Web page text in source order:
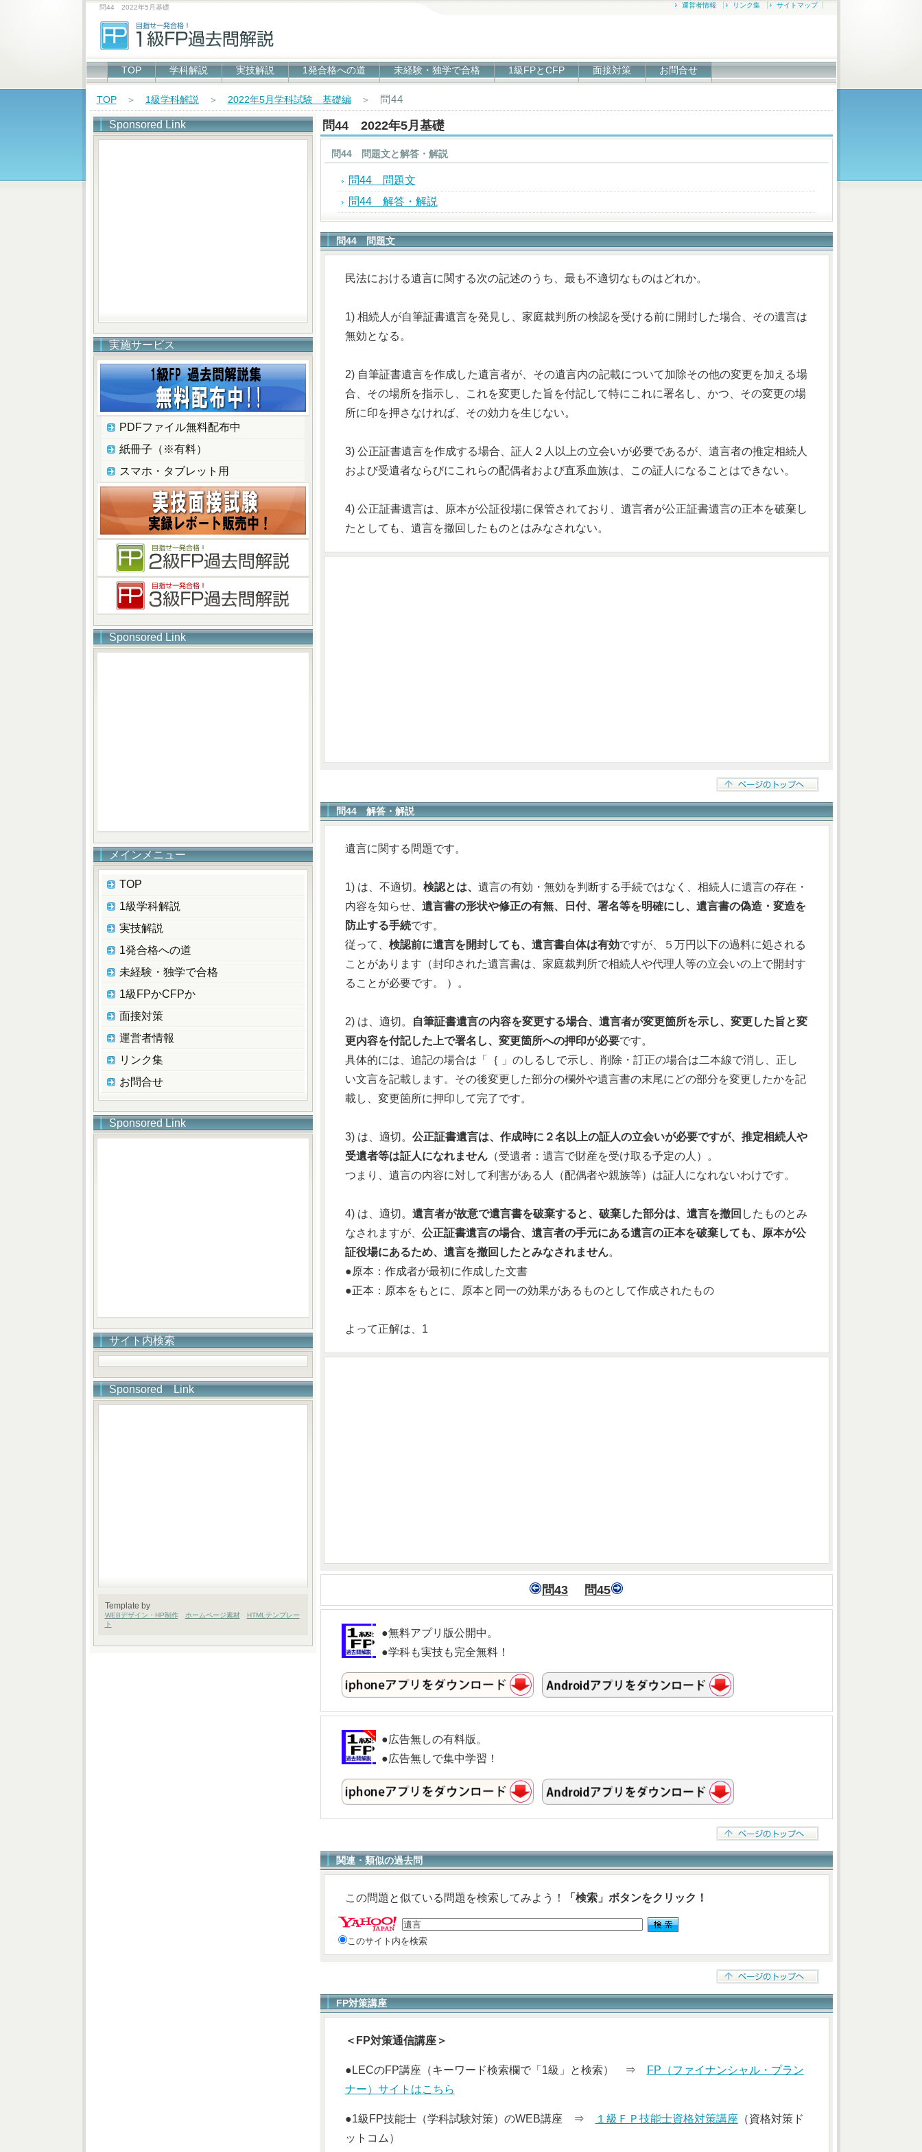
問44 2022年5月基礎 運営者情報 リンク集 サイトマップ
TOP 学科解説 実技解説 1発合格への道 未経験・独学で合格 1級FPとCFP 面接対策 お問合せ
TOP＞ 1級学科解説 ＞ 2022年5月学科試験 基礎編＞ 問44
問44 2022年5月基礎
問44 問題文と解答・解説
問44 問題文
問44 解答・解説
問44 問題文
民法における遺言に関する次の記述のうち、最も不適切なものはどれか。
1) 相続人が自筆証書遺言を発見し、家庭裁判所の検認を受ける前に開封した場合、その遺言は
無効となる。
2) 自筆証書遺言を作成した遺言者が、その遺言内の記載について加除その他の変更を加える場
合、その場所を指示し、これを変更した旨を付記して特にこれに署名し、かつ、その変更の場
所に印を押さなければ、その効力を生じない。
3) 公正証書遺言を作成する場合、証人２人以上の立会いが必要であるが、遺言者の推定相続人
および受遺者ならびにこれらの配偶者および直系血族は、この証人になることはできない。
4) 公正証書遺言は、原本が公証役場に保管されており、遺言者が公正証書遺言の正本を破棄し
たとしても、遺言を撤回したものとはみなされない。
問44 解答・解説
遺言に関する問題です。
1) は、不適切。 検認とは、 遺言の有効・無効を判断する手続ではなく、相続人に遺言の存在・
内容を知らせ、 遺言書の形状や修正の有無、日付、署名等を明確にし、遺言書の偽造・変造を
防止する手続です。
従って、 検認前に遺言を開封しても、遺言書自体は有効ですが、５万円以下の過料に処される
ことがあります（封印された遺言書は、家庭裁判所で相続人や代理人等の立会いの上で開封す
ることが必要です。 ）。
2) は、適切。
自筆証書遺言の内容を変更する場合、遺言者が変更箇所を示し、変更した旨と変
更内容を付記した上で署名し、変更箇所への押印が必要です。
具体的には、追記の場合は「｛ 」のしるしで示し、削除・訂正の場合は二本線で消し、正し
い文言を記載します。その後変更した部分の欄外や遺言書の末尾にどの部分を変更したかを記
載し、変更箇所に押印して完了です。
3) は、適切。 公正証書遺言は、作成時に２名以上の証人の立会いが必要ですが、推定相続人や
受遺者等は証人になれません（受遺者：遺言で財産を受け取る予定の人）。
つまり、遺言の内容に対して利害がある人（配偶者や親族等）は証人になれないわけです。
4) は、適切。 遺言者が故意で遺言書を破棄すると、破棄した部分は、遺言を撤回 したものとみ
なされますが、 公正証書遺言の場合、遺言者の手元にある遺言の正本を破棄しても、原本が公
証役場にあるため、遺言を撤回したとみなされません。
●原本：作成者が最初に作成した文書
●正本：原本をもとに、原本と同一の効果があるものとして作成されたもの
よって正解は、1
問43 問45
●無料アプリ版公開中。
●学科も実技も完全無料！
●広告無しの有料版。
●広告無しで集中学習！
関連・類似の過去問
この問題と似ている問題を検索してみよう！ 「検索」ボタンをクリック！
このサイト内を検索
FP対策講座
＜FP対策通信講座＞
●LECのFP講座（キーワード検索欄で「1級」と検索） ⇒
FP（ファイナンシャル・プラン
ナー）サイトはこちら
●1級FP技能士（学科試験対策）のWEB講座 ⇒ １級ＦＰ技能士資格対策講座 （資格対策ド
ットコム）
Sponsored Link
実施サービス
PDFファイル無料配布中
紙冊子（※有料）
スマホ・タブレット用
Sponsored Link
メインメニュー
TOP
1級学科解説
実技解説
1発合格への道
未経験・独学で合格
1級FPかCFPか
面接対策
運営者情報
リンク集
お問合せ
Sponsored Link
サイト内検索
Sponsored Link
Template by
WEBデザイン・HP制作 ホームページ素材
HTMLテンプレー
ト